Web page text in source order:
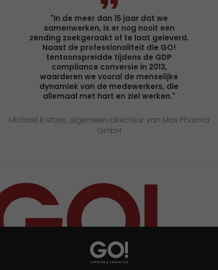
"In de meer dan 15 jaar dat we
samenwerken, is er nog nooit een
zending zoekgeraakt of te laat geleverd.
Naast de professionaliteit die GO!
tentoonspreidde tijdens de GDP
compliance conversie in 2013,
waarderen we vooral de menselijke
dynamiek van de medewerkers, die
allemaal met hart en ziel werken."
Michael Kretzer, algemeen directeur van Max Pharma
GmbH